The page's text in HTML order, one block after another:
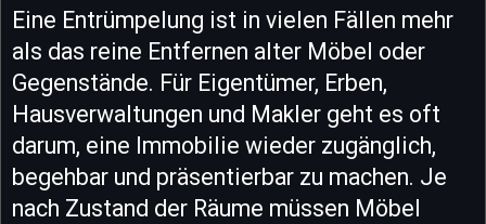
Eine Entrümpelung ist in vielen Fällen mehr
als das reine Entfernen alter Möbel oder
Gegenstände. Für Eigentümer, Erben,
Hausverwaltungen und Makler geht es oft
darum, eine Immobilie wieder zugänglich,
begehbar und präsentierbar zu machen. Je
nach Zustand der Räume müssen Möbel